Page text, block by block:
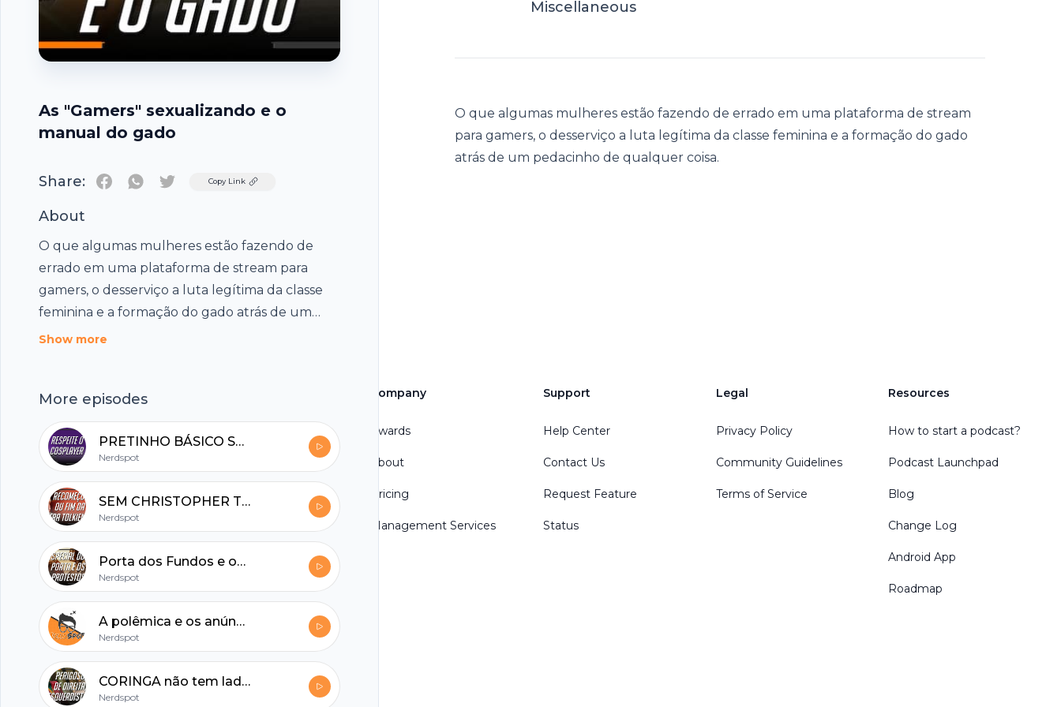
As "Gamers" sexualizando e o
manual do gado
Share: TwitterCopy Link
About
O que algumas mulheres estão fazendo de
errado em uma plataforma de stream para
gamers, o desserviço a luta legítima da classe
feminina e a formação do gado atrás de um
pedacinho de qualquer coisa.
Show more
More episodes
PRETINHO BÁSICO SOBRE COSPLAYERS: DESRESPEITO E PRECONCEITO
Nerdspot
SEM CHRISTOPHER TOLKIEN, COMO FICA O UNIVERSO DE O SENHOR DOS ANÉIS?
Nerdspot
Porta dos Fundos e os protestos religiosos/conservadores
Nerdspot
A polêmica e os anúncios da BlizzCon 2019
Nerdspot
CORINGA não tem lado político, K-RAY!
Nerdspot
Miscellaneous
O que algumas mulheres estão fazendo de errado em uma plataforma de stream
para gamers, o desserviço a luta legítima da classe feminina e a formação do gado
atrás de um pedacinho de qualquer coisa.
Footer
hubhopper
All in one podcasting platform.
Start my podcast
Company
Awards
About
Pricing
Management Services
Support
Help Center
Contact Us
Request Feature
Status
Legal
Privacy Policy
Community Guidelines
Terms of Service
Resources
How to start a podcast?
Podcast Launchpad
Blog
Change Log
Android App
Roadmap